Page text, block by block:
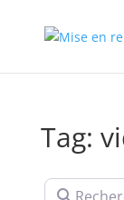
Tag: